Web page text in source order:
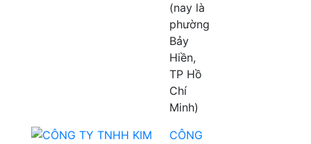
(nay là
phường
Bảy
Hiền,
TP Hồ
Chí
Minh)
CÔNG